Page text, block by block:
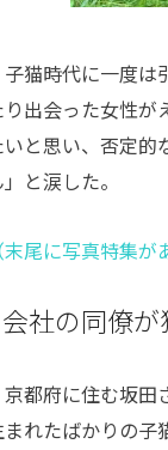
子猫時代に一度は
り出会った女性が
いと思い、否定的
と涙した。
（末尾に写真特集が
会社の同僚
京都府に住む坂田
まれたばかりの子